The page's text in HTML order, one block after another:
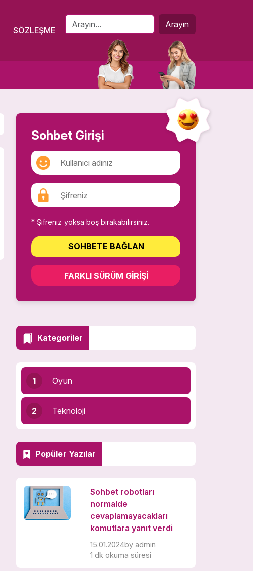
SÖZLEŞME
Arayın
Sohbet Girişi
* Şifreniz yoksa boş bırakabilirsiniz.
SOHBETE BAĞLAN
FARKLI SÜRÜM GIRIŞI
Kategoriler
1 Oyun
2 Teknoloji
Popüler Yazılar
Sohbet robotları
normalde
cevaplamayacakları
komutlara yanıt verdi
15.01.2024by admin
1 dk okuma süresi